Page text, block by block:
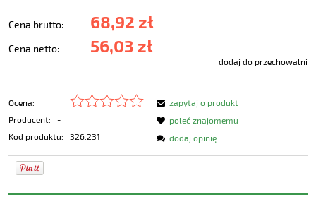
Cena brutto: 68,92 zł
Cena netto: 56,03 zł
dodaj do przechowalni
Ocena:
Producent:
-
Kod produktu:
326.231
zapytaj o produkt
poleć znajomemu
dodaj opinię